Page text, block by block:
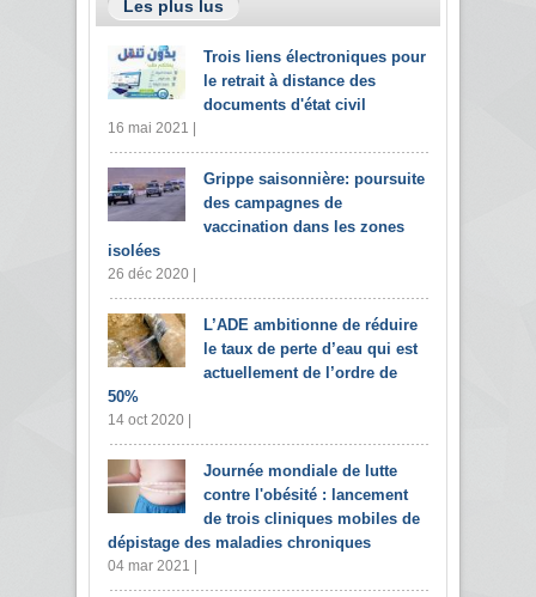
Les plus lus
Trois liens électroniques pour
le retrait à distance des
documents d'état civil
16 mai 2021 |
Grippe saisonnière: poursuite
des campagnes de
vaccination dans les zones
isolées
26 déc 2020 |
L’ADE ambitionne de réduire
le taux de perte d’eau qui est
actuellement de l’ordre de
50%
14 oct 2020 |
Journée mondiale de lutte
contre l'obésité : lancement
de trois cliniques mobiles de
dépistage des maladies chroniques
04 mar 2021 |